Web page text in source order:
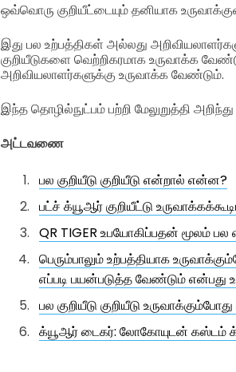
ஒவ்வொரு குறியீட்டையும் தனியாக
இது பல உற்பத்திகள் அல்லது
குறியீடுகளை வெற்றிகரமாக உருவாக்க
அறிவியலாளர்களுக்கு உருவாக்க வேண்டும்.
இந்த தொழில்நுட்பம் பற்றி மேலுறுத்தி
அட்டவணை
பல குறியீடு குறியீடு என்றால் என்ன?
பட்ச் க்யூஆர் குறியீட்டு
QR TIGER உபயோகிப்பதன் மூலம்
பெரும்பாலும் உற்பத்தியாக
எப்படி பயன்படுத்த வேண்டும் என்பது
பல குறியீடு குறியீடு
க்யூஆர் டைகர்: லோகோயுடன் கஸ்டம்